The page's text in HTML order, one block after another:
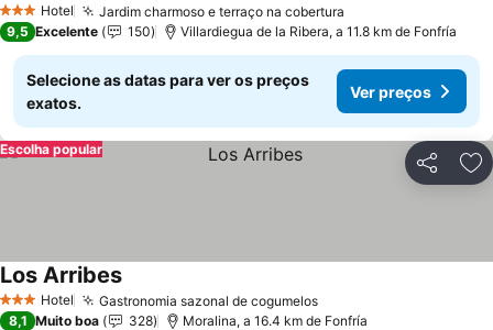
3 EstrelasHotel Jardim charmoso e terraço na cobertura
9,5 Excelente 150 Villardiegua de la Ribera, a 11.8 km de Fonfría
Selecione as datas para ver os preços
exatos.
Ver preços
Partilhar
Escolha popular
3 EstrelasHotel Gastronomia sazonal de cogumelos
Los Arribes
8,1 Muito boa 328 Moralina, a 16.4 km de Fonfría